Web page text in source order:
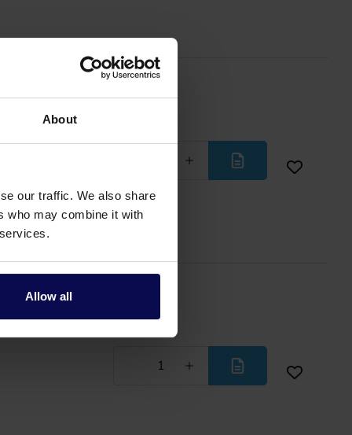
About
our traffic. We also share
who may combine it with
Allow all
Weniger